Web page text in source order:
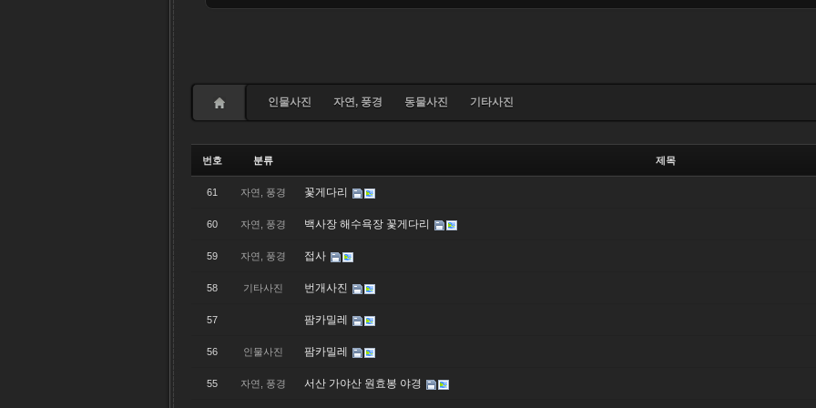
인물사진 자연, 풍경 동물사진
기타사진
번호 분류 제목
61 자연, 풍경 꽃게다리
60 자연, 풍경 백사장 해수욕장 꽃게다리
59 자연, 풍경 접사
58 기타사진 번개사진
57 팜카밀레
56 인물사진 팜카밀레
55 자연, 풍경 서산 가야산 원효봉 야경